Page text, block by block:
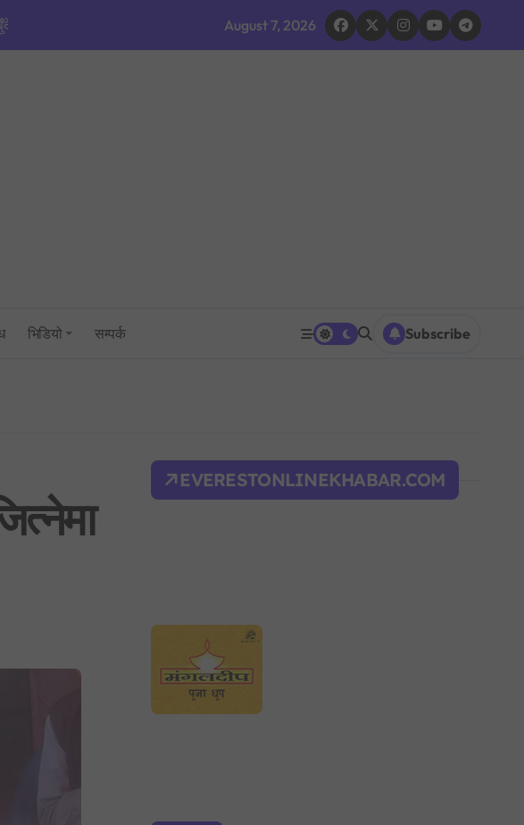
मोदीद्वारा संसद भवन फिर्ता, सुरक्षा व्यवस्था कडा!
दबदबा, मेसीलाई ‘सिल्भर बल’ र एम्बाप्पेलाई ‘गोल्डेन बुट’
विभिन्न क्षेत्रमा नयाँ करका दरहरू निर्धारण
पूर्ण रूपमा बन्द
August 7, 2026
भिडियो सम्पर्क Subscribe
EVERESTONLINEKHABAR.COM